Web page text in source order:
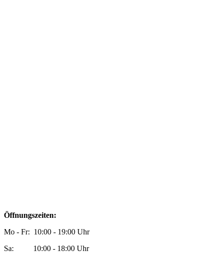
Öffnungszeiten:
Mo - Fr: 10:00 - 19:00 Uhr
Sa: 10:00 - 18:00 Uhr